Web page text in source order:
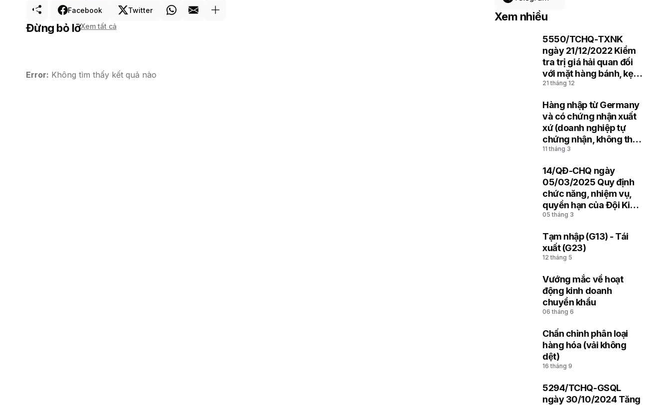
Facebook Twitter
Đừng bỏ lỡXem tất cả
Error: Không tìm thấy kết quả nào
Xem nhiều
5550/TCHQ-TXNK
ngày 21/12/2022 Kiểm
tra trị giá hải quan đối
với mặt hàng bánh, kẹo
nhập khẩu
21 tháng 12
Hàng nhập từ Germany
và có chứng nhận xuất
xứ (doanh nghiệp tự
chứng nhận, không thể
hiện mã REX)
11 tháng 3
14/QĐ-CHQ ngày
05/03/2025 Quy định
chức năng, nhiệm vụ,
quyền hạn của Đội Kiểm
soát hải quan thuộc Chi
05 tháng 3
Tạm nhập (G13) - Tái
xuất (G23)
12 tháng 5
Vướng mắc về hoạt
động kinh doanh
chuyển khẩu
06 tháng 6
Chấn chỉnh phân loại
hàng hóa (vải không
dệt)
16 tháng 9
5294/TCHQ-GSQL
ngày 30/10/2024 Tăng